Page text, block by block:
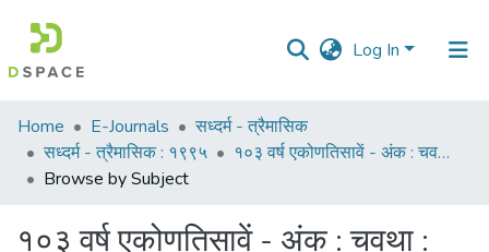
Log In
Communities
&
Collections
All of DSpace
Home E-Journals
सध्दर्म - त्रैमासिक
सध्दर्म - त्रैमासिक : १९९५
१०३ वर्ष एकोणतिसावें - अंक : चवथा : जानेवारी १९९५
Browse by Subject
१०३ वर्ष एकोणतिसावें - अंक : चवथा :